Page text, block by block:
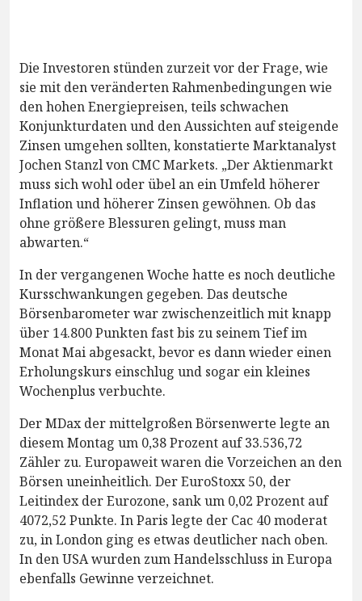
Die Investoren stünden zurzeit vor der Frage, wie
sie mit den veränderten Rahmenbedingungen wie
den hohen Energiepreisen, teils schwachen
Konjunkturdaten und den Aussichten auf steigende
Zinsen umgehen sollten, konstatierte Marktanalyst
Jochen Stanzl von CMC Markets. „Der Aktienmarkt
muss sich wohl oder übel an ein Umfeld höherer
Inflation und höherer Zinsen gewöhnen. Ob das
ohne größere Blessuren gelingt, muss man
abwarten.“
In der vergangenen Woche hatte es noch deutliche
Kursschwankungen gegeben. Das deutsche
Börsenbarometer war zwischenzeitlich mit knapp
über 14.800 Punkten fast bis zu seinem Tief im
Monat Mai abgesackt, bevor es dann wieder einen
Erholungskurs einschlug und sogar ein kleines
Wochenplus verbuchte.
Der MDax der mittelgroßen Börsenwerte legte an
diesem Montag um 0,38 Prozent auf 33.536,72
Zähler zu. Europaweit waren die Vorzeichen an den
Börsen uneinheitlich. Der EuroStoxx 50, der
Leitindex der Eurozone, sank um 0,02 Prozent auf
4072,52 Punkte. In Paris legte der Cac 40 moderat
zu, in London ging es etwas deutlicher nach oben.
In den USA wurden zum Handelsschluss in Europa
ebenfalls Gewinne verzeichnet.